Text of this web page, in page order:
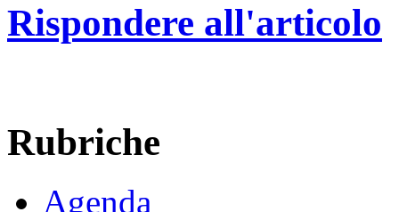
Rispondere all'articolo
Rubriche
Agenda